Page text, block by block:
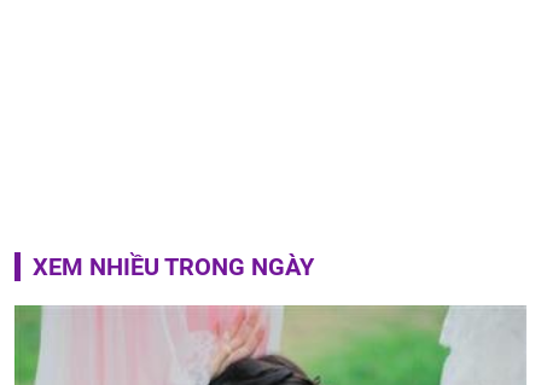
XEM NHIỀU TRONG NGÀY